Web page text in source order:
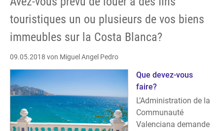
Бланке
планируете
сдавать
в
аренду
туристам
и
отдыхающим?
touristiques un ou plusieurs de vos biens
immeubles sur la Costa Blanca?
09.05.2018 von Miguel Angel Pedro
Que devez-vous
faire?
L’Administration de la
Communauté
Valenciana demande